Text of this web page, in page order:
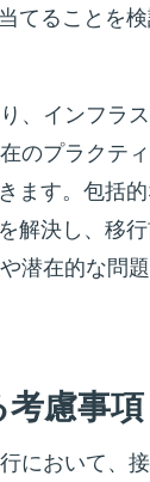
てることを
、インフラ
のプラクテ
ます。包括
解決し、移
潜在的な問
慮事項
において、